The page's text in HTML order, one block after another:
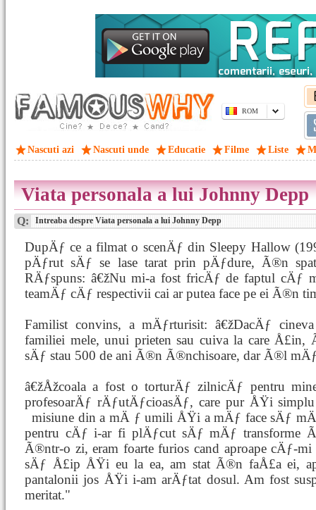
ROM
Nascuti azi Nascuti unde Educatie Filme Liste
Viata personala a lui Johnny Depp
Q: Intreaba despre Viata personala a lui Johnny Depp
DupÄƒ ce a filmat o scenÄƒ din Sleepy Hallow
pÄƒrut sÄƒ se lase tarat prin pÄƒdure, Ã®n
RÄƒspuns: â€žNu mi-a fost fricÄƒ de faptul cÄƒ
teamÄƒ cÄƒ respectivii cai ar putea face pe ei Ã®n
Familist convins, a mÄƒrturisit: â€žDacÄƒ
familiei mele, unui prieten sau cuiva la care
sÄƒ stau 500 de ani Ã®n Ã®nchisoare, dar Ã®l
â€žÅžcoala a fost o torturÄƒ zilnicÄƒ pentru
profesoarÄƒ rÄƒutÄƒcioasÄƒ, care pur ÅŸi
misiune din a mÄ ƒ umili ÅŸi a mÄƒ face sÄƒ
pentru cÄƒ i-ar fi plÄƒcut sÄƒ mÄƒ transforme
Ã®ntr-o zi, eram foarte furios cand aproape cÄƒ-
sÄƒ Å£ip ÅŸi eu la ea, am stat Ã®n faÅ£a ei,
pantalonii jos ÅŸi i-am arÄƒtat dosul. Am fost
meritat."